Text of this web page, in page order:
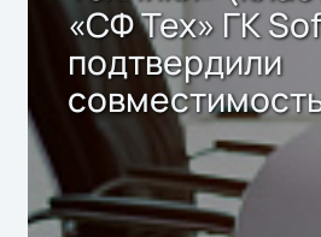
«СФ Тех» ГК
подтвердили
решением Sharx
Storage 2.x для
хранения